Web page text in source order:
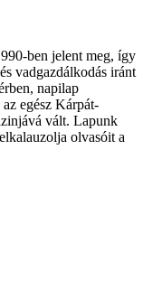
ben jelent meg, így
vadgazdálkodás iránt
napilap
egész Kárpát-
vált. Lapunk
olvasóit a